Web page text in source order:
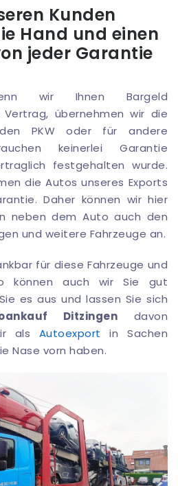
Kunden
Hand und einen
jeder Garantie
wir Ihnen Bargeld
übernehmen wir die
PKW oder für andere
keinerlei Garantie
festgehalten wurde.
die Autos unseres Exports
Daher können wir hier
neben dem Auto auch den
und weitere Fahrzeuge an.
für diese Fahrzeuge und
können auch wir Sie gut
es aus und lassen Sie sich
Ditzingen davon
als Autoexport in Sachen
Nase vorn haben.